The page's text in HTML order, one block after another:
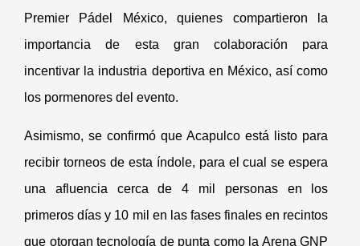
Premier Pádel México, quienes compartieron la
importancia de esta gran colaboración para
incentivar la industria deportiva en México, así como
los pormenores del evento.
Asimismo, se confirmó que Acapulco está listo para
recibir torneos de esta índole, para el cual se espera
una afluencia cerca de 4 mil personas en los
primeros días y 10 mil en las fases finales en recintos
que otorgan tecnología de punta como la Arena GNP